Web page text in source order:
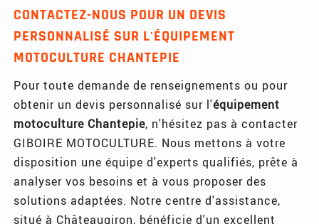
CONTACTEZ-NOUS POUR UN DEVIS
PERSONNALISÉ SUR L'ÉQUIPEMENT
MOTOCULTURE CHANTEPIE
Pour toute demande de renseignements ou pour
obtenir un devis personnalisé sur l'équipement
motoculture Chantepie, n'hésitez pas à contacter
GIBOIRE MOTOCULTURE. Nous mettons à votre
disposition une équipe d'experts qualifiés, prête à
analyser vos besoins et à vous proposer des
solutions adaptées. Notre centre d'assistance,
situé à Châteaugiron, bénéficie d'un excellent